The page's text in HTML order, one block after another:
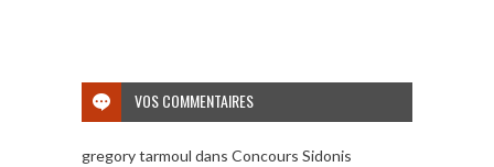
VOS COMMENTAIRES
gregory tarmoul dans Concours Sidonis